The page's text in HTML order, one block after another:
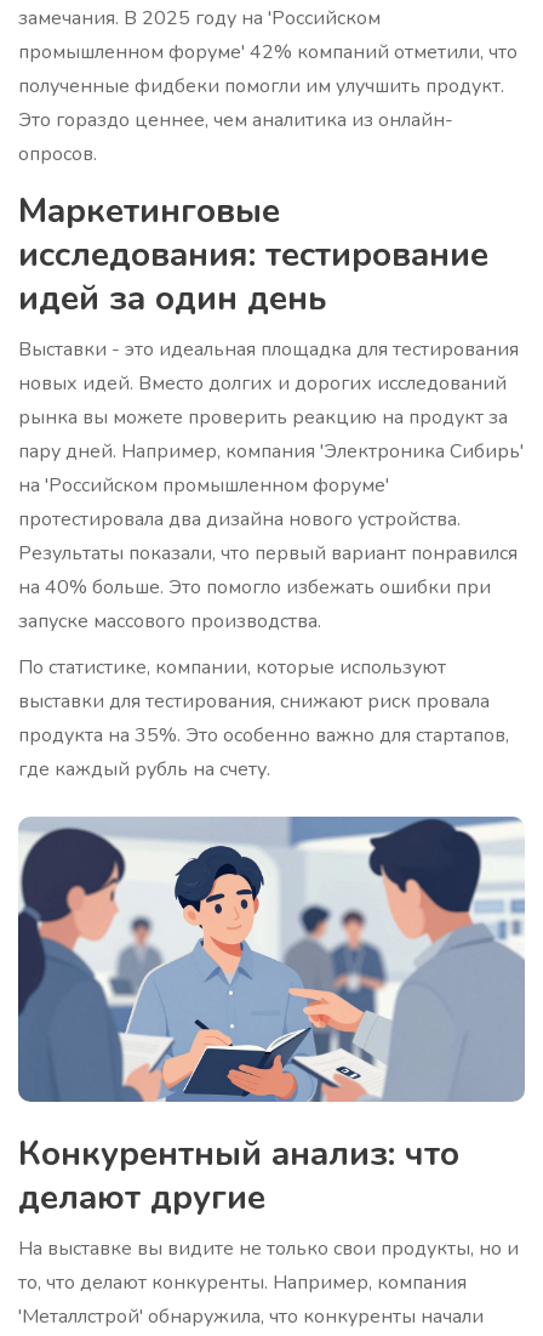
замечания. В 2025 году на 'Российском
промышленном форуме' 42% компаний отметили, что
полученные фидбеки помогли им улучшить продукт.
Это гораздо ценнее, чем аналитика из онлайн-
опросов.
Маркетинговые
исследования: тестирование
идей за один день
Выставки - это идеальная площадка для тестирования
новых идей. Вместо долгих и дорогих исследований
рынка вы можете проверить реакцию на продукт за
пару дней. Например, компания 'Электроника Сибирь'
на 'Российском промышленном форуме'
протестировала два дизайна нового устройства.
Результаты показали, что первый вариант понравился
на 40% больше. Это помогло избежать ошибки при
запуске массового производства.
По статистике, компании, которые используют
выставки для тестирования, снижают риск провала
продукта на 35%. Это особенно важно для стартапов,
где каждый рубль на счету.
Конкурентный анализ: что
делают другие
На выставке вы видите не только свои продукты, но и
то, что делают конкуренты. Например, компания
'Металлстрой' обнаружила, что конкуренты начали